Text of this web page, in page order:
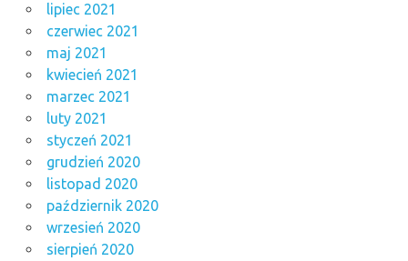
lipiec 2021
czerwiec 2021
maj 2021
kwiecień 2021
marzec 2021
luty 2021
styczeń 2021
grudzień 2020
listopad 2020
październik 2020
wrzesień 2020
sierpień 2020